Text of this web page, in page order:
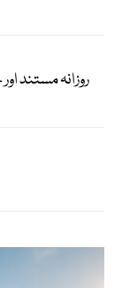
روزانہ مستند